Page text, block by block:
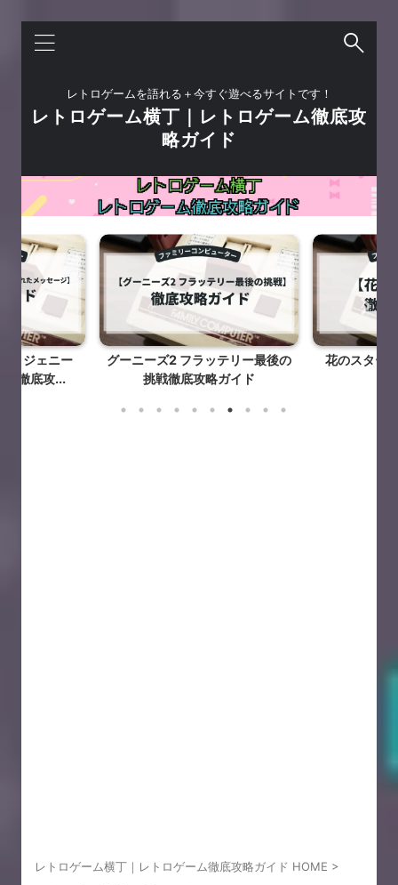
レトロゲームを語れる＋今すぐ遊べるサイトです！
レトロゲーム横丁｜レトロゲーム徹底攻
略ガイド
・ジェニー
ジ徹底攻...
グーニーズ2 フラッテリー最後の
挑戦徹底攻略ガイド
花のスター
レトロゲーム横丁｜レトロゲーム徹底攻略ガイド HOME >